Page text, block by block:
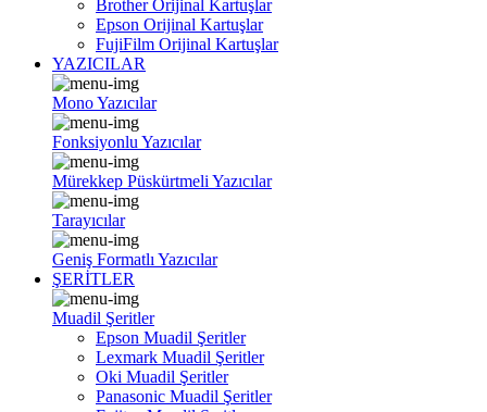
Brother Orijinal Kartuşlar
Epson Orijinal Kartuşlar
FujiFilm Orijinal Kartuşlar
YAZICILAR
Mono Yazıcılar
Fonksiyonlu Yazıcılar
Mürekkep Püskürtmeli Yazıcılar
Tarayıcılar
Geniş Formatlı Yazıcılar
ŞERİTLER
Muadil Şeritler
Epson Muadil Şeritler
Lexmark Muadil Şeritler
Oki Muadil Şeritler
Panasonic Muadil Şeritler